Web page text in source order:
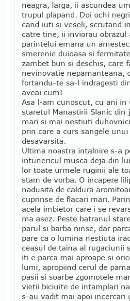
neagra, larga, ii ascundea
trupul plapand. Doi ochi
cand iuti si veseli, scrutand
catre tine, ii inviorau
parintelui emana un
smerenie duioasa si
zambet bun si deschis, care
nevinovatie nepamanteana,
fortandu-te sa-l indragesti
aveai cum!
Asa l-am cunoscut, cu ani in
staretul Manastirii Slanic
mari si mai nestiuti
prin care a curs sangele
desavarsita.
Ultima noastra intalnire s-a
intunericul musca deja din
lor toate urmele ruginii ale
stam de vorba. O incapere
nadusita de caldura
cuprinse de flacari mari.
acela imbietor care i se
ma asez. Peste batranul
parul si barba ninse, dar
pare ca o lumina nestiuta
ceasul de taina al rugaciunii
iti e parca mai aproape si
lumi, apropiind cerul de
pasii si soarbe zgomotele
vietii biciuite de intamplari
s-au vadit mai apoi incercari